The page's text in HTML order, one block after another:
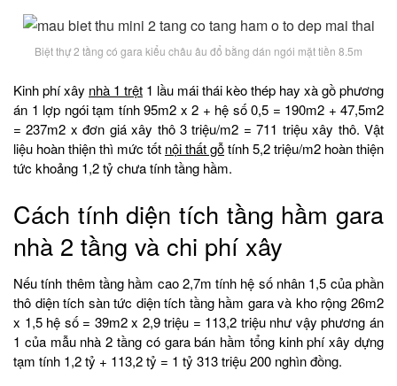
Biệt thự 2 tầng có gara kiểu châu âu đổ bằng dán ngói mặt tiền 8.5m
Kinh phí xây nhà 1 trệt 1 lầu mái thái kèo thép hay xà gồ phương
án 1 lợp ngói tạm tính 95m2 x 2 + hệ số 0,5 = 190m2 + 47,5m2
= 237m2 x đơn giá xây thô 3 triệu/m2 = 711 triệu xây thô. Vật
liệu hoàn thiện thì mức tốt nội thất gỗtính 5,2 triệu/m2 hoàn thiện
tức khoảng 1,2 tỷ chưa tính tầng hầm.
Cách tính diện tích tầng hầm gara
nhà 2 tầng và chi phí xây
Nếu tính thêm tầng hầm cao 2,7m tính hệ số nhân 1,5 của phần
thô diện tích sàn tức diện tích tầng hầm gara và kho rộng 26m2
x 1,5 hệ số = 39m2 x 2,9 triệu = 113,2 triệu như vậy phương án
1 của mẫu nhà 2 tầng có gara bán hầm tổng kinh phí xây dựng
tạm tính 1,2 tỷ + 113,2 tỷ = 1 tỷ 313 triệu 200 nghìn đồng.